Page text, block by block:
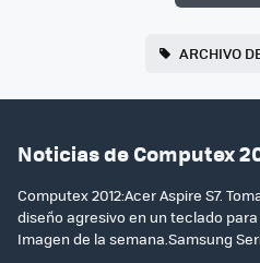
ARCHIVO
Noticias de Computex
Computex 2012:Acer Aspire S7.
diseño agresivo en un teclado
Imagen de la semana.Samsung